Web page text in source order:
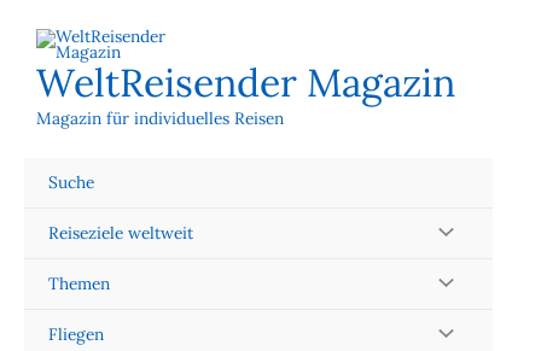
Inhalt
springenWeltReisender Magazin
Magazin für individuelles Reisen
Suche
Reiseziele weltweit
Themen
Fliegen